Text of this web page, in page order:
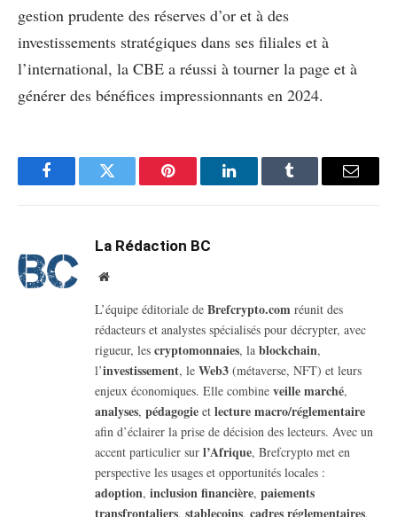
gestion prudente des réserves d’or et à des
investissements stratégiques dans ses filiales et à
l’international, la CBE a réussi à tourner la page et à
générer des bénéfices impressionnants en 2024.
FacebookTwitter Pinterest LinkedInTumblr Email
La Rédaction BC
Website
L’équipe éditoriale de Brefcrypto.com réunit des
rédacteurs et analystes spécialisés pour décrypter, avec
rigueur, les cryptomonnaies, la blockchain,
l’investissement, le Web3 (métaverse, NFT) et leurs
enjeux économiques. Elle combine veille marché,
analyses, pédagogie et lecture macro/réglementaire
afin d’éclairer la prise de décision des lecteurs. Avec un
accent particulier sur l’Afrique, Brefcrypto met en
perspective les usages et opportunités locales :
adoption, inclusion financière, paiements
transfrontaliers, stablecoins, cadres réglementaires,